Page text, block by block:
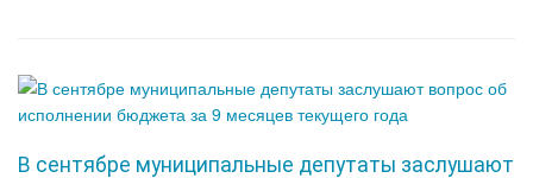
В сентябре муниципальные депутаты заслушают